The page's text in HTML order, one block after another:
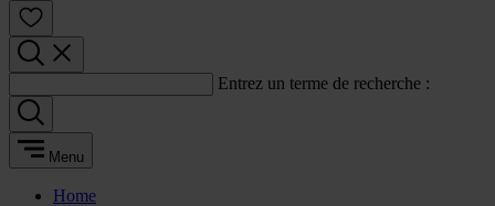
Entrez un terme de recherche :
Menu
Home